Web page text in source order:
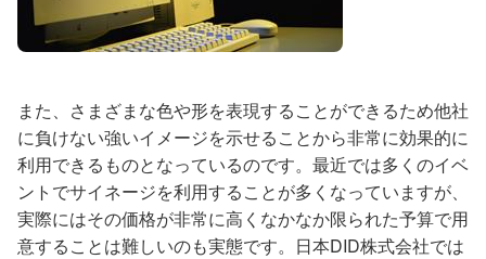
また、さまざまな色や形を表現することができるため他社
に負けない強いイメージを示せることから非常に効果的に
利用できるものとなっているのです。最近では多くのイベ
ントでサイネージを利用することが多くなっていますが、
実際にはその価格が非常に高くなかなか限られた予算で用
意することは難しいのも実態です。日本DID株式会社では